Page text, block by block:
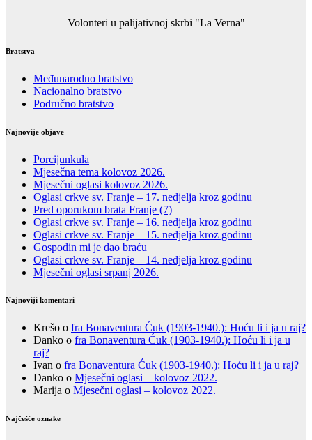
Volonteri u palijativnoj skrbi "La Verna"
Bratstva
Međunarodno bratstvo
Nacionalno bratstvo
Područno bratstvo
Najnovije objave
Porcijunkula
Mjesečna tema kolovoz 2026.
Mjesečni oglasi kolovoz 2026.
Oglasi crkve sv. Franje – 17. nedjelja kroz godinu
Pred oporukom brata Franje (7)
Oglasi crkve sv. Franje – 16. nedjelja kroz godinu
Oglasi crkve sv. Franje – 15. nedjelja kroz godinu
Gospodin mi je dao braću
Oglasi crkve sv. Franje – 14. nedjelja kroz godinu
Mjesečni oglasi srpanj 2026.
Najnoviji komentari
Krešo o fra Bonaventura Ćuk (1903-1940.): Hoću li i ja u raj?
Danko o fra Bonaventura Ćuk (1903-1940.): Hoću li i ja u
raj?
Ivan o fra Bonaventura Ćuk (1903-1940.): Hoću li i ja u raj?
Danko o Mjesečni oglasi – kolovoz 2022.
Marija o Mjesečni oglasi – kolovoz 2022.
Najčešće oznake